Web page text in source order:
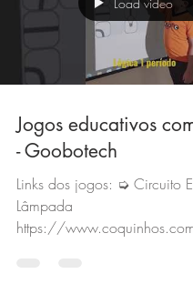
Jogos educativos
- Goobotech
Links dos jogos: ➭ Circuito
Lâmpada
https://